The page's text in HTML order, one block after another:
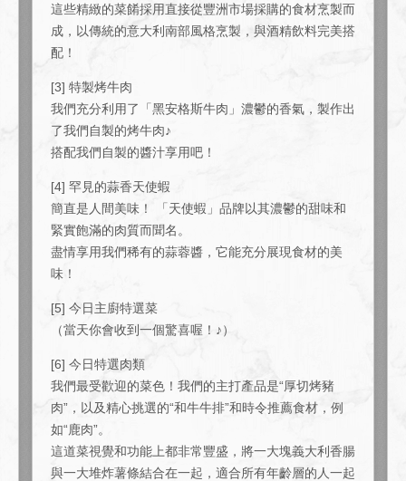
這些精緻的菜餚採用直接從豐洲市場採購的食材烹製而
成，以傳統的意大利南部風格烹製，與酒精飲料完美搭
配！
[3] 特製烤牛肉
我們充分利用了「黑安格斯牛肉」濃鬱的香氣，製作出
了我們自製的烤牛肉♪
搭配我們自製的醬汁享用吧！
[4] 罕見的蒜香天使蝦
簡直是人間美味！ 「天使蝦」品牌以其濃鬱的甜味和
緊實飽滿的肉質而聞名。
盡情享用我們稀有的蒜蓉醬，它能充分展現食材的美
味！
[5] 今日主廚特選菜
（當天你會收到一個驚喜喔！♪）
[6] 今日特選肉類
我們最受歡迎的菜色！我們的主打產品是“厚切烤豬
肉”，以及精心挑選的“和牛牛排”和時令推薦食材，例
如“鹿肉”。
這道菜視覺和功能上都非常豐盛，將一大塊義大利香腸
與一大堆炸薯條結合在一起，適合所有年齡層的人一起